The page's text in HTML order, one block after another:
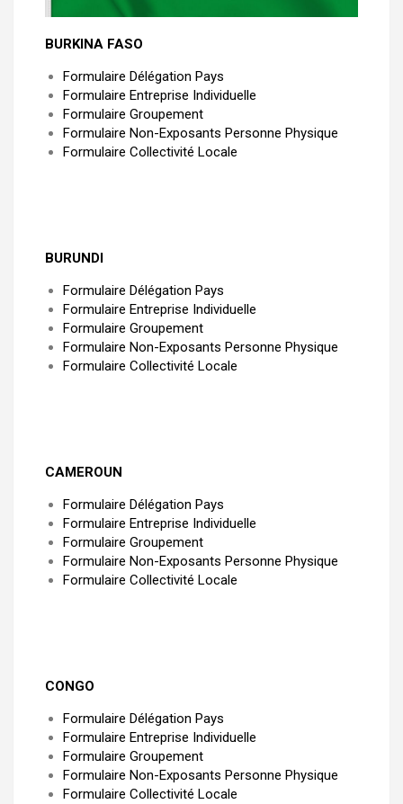
BURKINA FASO
Formulaire Délégation Pays
Formulaire Entreprise Individuelle
Formulaire Groupement
Formulaire Non-Exposants Personne Physique
Formulaire Collectivité Locale
BURUNDI
Formulaire Délégation Pays
Formulaire Entreprise Individuelle
Formulaire Groupement
Formulaire Non-Exposants Personne Physique
Formulaire Collectivité Locale
CAMEROUN
Formulaire Délégation Pays
Formulaire Entreprise Individuelle
Formulaire Groupement
Formulaire Non-Exposants Personne Physique
Formulaire Collectivité Locale
CONGO
Formulaire Délégation Pays
Formulaire Entreprise Individuelle
Formulaire Groupement
Formulaire Non-Exposants Personne Physique
Formulaire Collectivité Locale